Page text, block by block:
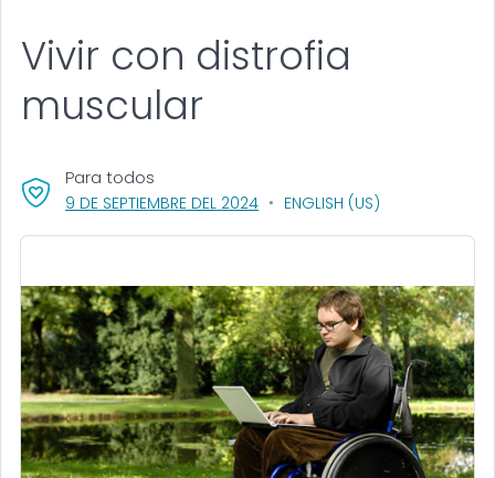
9 DE SEPTIEMBRE DEL 2024, VISIT LINK FOR DETAILS.
ENGLISH (US)
Para todos
Vivir con distrofia
muscular